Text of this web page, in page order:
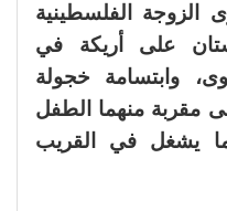
الزوجة الفلسطينية
على أريكة في
وابتسامة خجولة
مقربة منهما الطفل
يشغل في القريب